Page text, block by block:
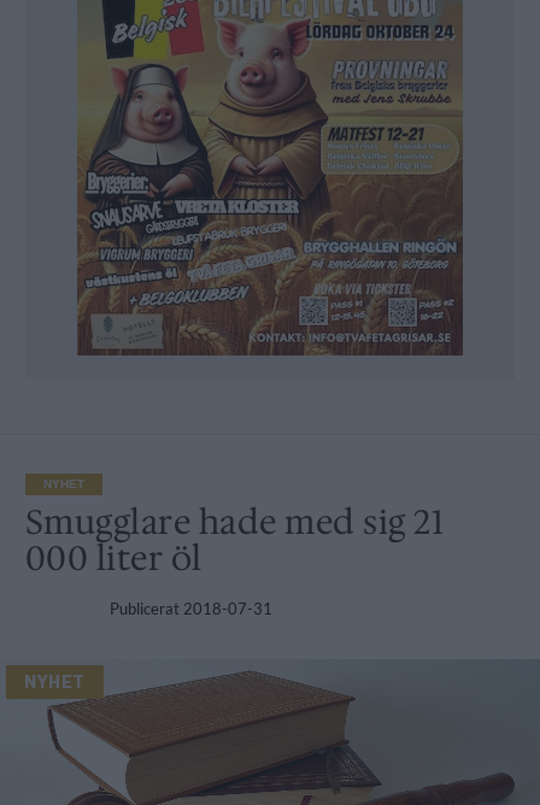
NYHET
Smugglare hade med sig 21
000 liter öl
Publicerat 2018-07-31
NYHET